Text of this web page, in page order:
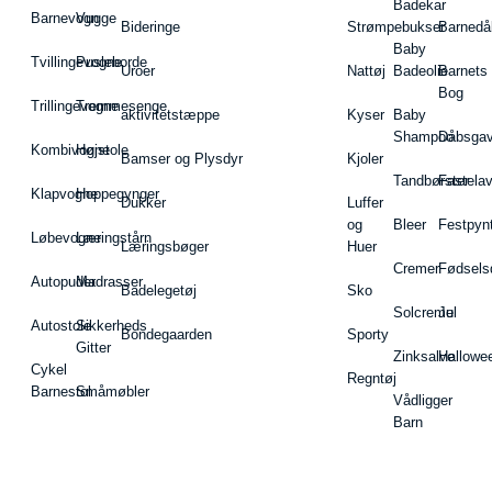
Barnevogn
Tvillingevogne
Trillingevogne
Kombivogne
Klapvogne
Løbevogne
Autopuder
Autostole
Cykel
Barnestol
Vugge
Pusleborde
Tremmesenge
Højstole
Hoppegynger
Læringstårn
Madrasser
Sikkerheds
Gitter
Småmøbler
Bideringe
Uroer
aktivitetstæppe
Bamser og Plysdyr
Dukker
Læringsbøger
Badelegetøj
Bondegaarden
Strømpebukser
Nattøj
Kyser
Kjoler
Luffer
og
Huer
Sko
Sporty
Regntøj
Badekar
Baby
Badeolie
Baby
Shampoo
Tandbørster
Bleer
Cremer
Solcreme
Zinksalve
Vådligger
Barn
Barnets
Bog
Jul